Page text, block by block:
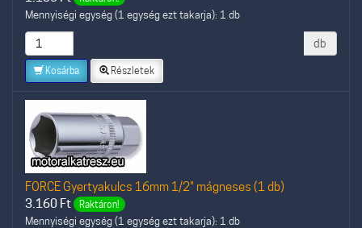
Mennyiségi egység (1 egység ezt takarja): 1 db
db
Kosárba Részletek
FORCE Gyertyakulcs 16mm 1/2" mágneses (1 db)
3.160 Ft Raktáron!
Mennyiségi egység (1 egység ezt takarja): 1 db